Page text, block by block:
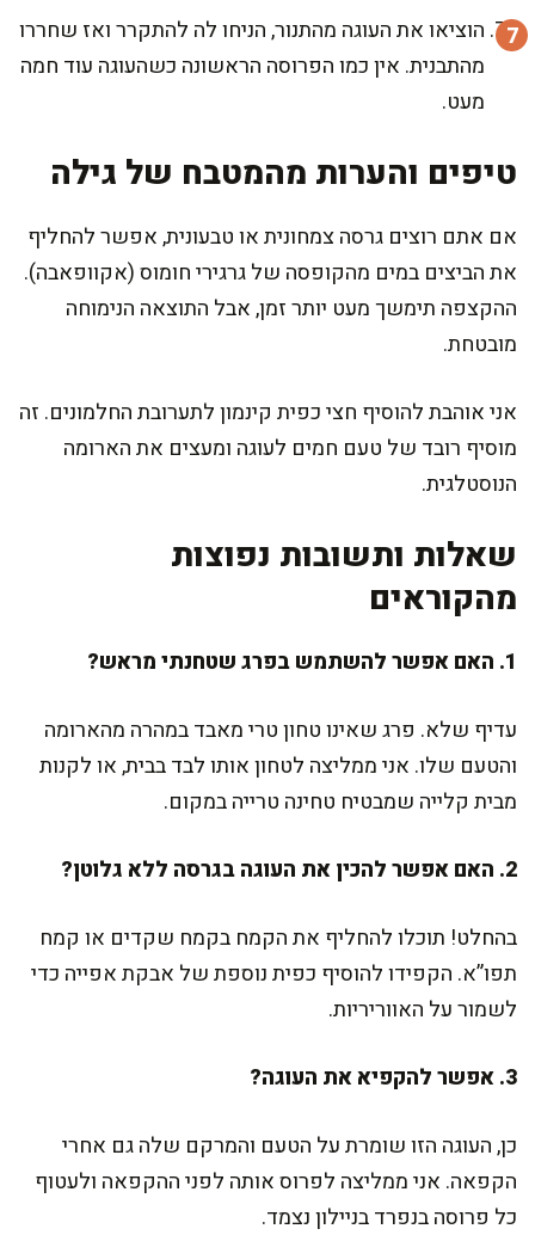
הוציאו את העוגה מהתנור, הניחו לה להתקרר ואז שחררו
מהתבנית. אין כמו הפרוסה הראשונה כשהעוגה עוד חמה
מעט.
טיפים והערות מהמטבח של גילה
אם אתם רוצים גרסה צמחונית או טבעונית, אפשר להחליף
את הביצים במים מהקופסה של גרגירי חומוס (אקוופאבה).
ההקצפה תימשך מעט יותר זמן, אבל התוצאה הנימוחה
מובטחת.
אני אוהבת להוסיף חצי כפית קינמון לתערובת החלמונים. זה
מוסיף רובד של טעם חמים לעוגה ומעצים את הארומה
הנוסטלגית.
שאלות ותשובות נפוצות
מהקוראים
1. האם אפשר להשתמש בפרג שטחנתי מראש?
עדיף שלא. פרג שאינו טחון טרי מאבד במהרה מהארומה
והטעם שלו. אני ממליצה לטחון אותו לבד בבית, או לקנות
מבית קלייה שמבטיח טחינה טרייה במקום.
2. האם אפשר להכין את העוגה בגרסה ללא גלוטן?
בהחלט! תוכלו להחליף את הקמח בקמח שקדים או קמח
תפו”א. הקפידו להוסיף כפית נוספת של אבקת אפייה כדי
לשמור על האווריריות.
3. אפשר להקפיא את העוגה?
כן, העוגה הזו שומרת על הטעם והמרקם שלה גם אחרי
הקפאה. אני ממליצה לפרוס אותה לפני ההקפאה ולעטוף
כל פרוסה בנפרד בניילון נצמד.